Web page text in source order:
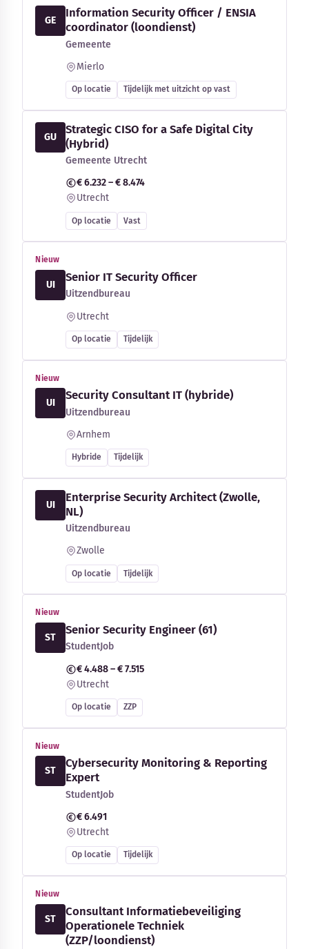
GE
Information Security Officer / ENSIA
coordinator (loondienst)
Gemeente
Mierlo
Op locatie Tijdelijk met uitzicht op vast
GU
Strategic CISO for a Safe Digital City
(Hybrid)
Gemeente Utrecht
€ 6.232 – € 8.474
Utrecht
Op locatie Vast
Nieuw
UI
Senior IT Security Officer
Uitzendbureau
Utrecht
Op locatie Tijdelijk
Nieuw
UI
Security Consultant IT (hybride)
Uitzendbureau
Arnhem
Hybride Tijdelijk
UI
Enterprise Security Architect (Zwolle,
NL)
Uitzendbureau
Zwolle
Op locatie Tijdelijk
Nieuw
ST
Senior Security Engineer (61)
StudentJob
€ 4.488 – € 7.515
Utrecht
Op locatie ZZP
Nieuw
ST
Cybersecurity Monitoring & Reporting
Expert
StudentJob
€ 6.491
Utrecht
Op locatie Tijdelijk
Nieuw
ST
Consultant Informatiebeveiliging
Operationele Techniek
(ZZP/loondienst)